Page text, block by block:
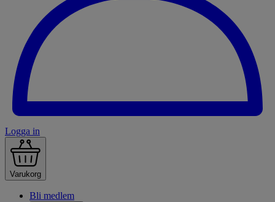
Logga in
Varukorg
Bli medlem